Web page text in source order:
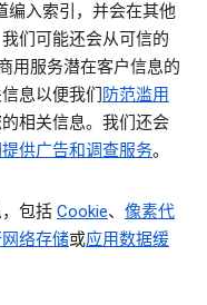
编入索引，并会在其他
们可能还会从可信的
用服务潜在客户信息的
息以便我们 防范滥用
相关信息。我们还会
供广告和调查服务。
包括 Cookie、 像素代
络存储或应用数据缓